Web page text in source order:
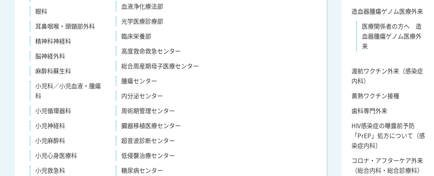
眼科
耳鼻咽喉・頭頸部外科
精神科神経科
脳神経外科
麻酔科蘇生科
小児科／小児血液・腫瘍
科
小児循環器科
小児神経科
小児麻酔科
小児心身医療科
小児救急科
血液浄化療法部
光学医療診療部
臨床栄養部
高度救命救急センター
総合周産期母子医療センター
腫瘍センター
内分泌センター
周術期管理センター
臓器移植医療センター
超音波診断センター
低侵襲治療センター
糖尿病センター
造血器腫瘍ゲノム医療外来
医療関係者の方へ 造
血器腫瘍ゲノム医療外
来
渡航ワクチン外来（感染症
内科）
黄熱ワクチン接種
歯科専門外来
HIV感染症の曝露前予防
「PrEP」処方について（感
染症内科）
コロナ・アフターケア外来
（総合内科・総合診療科）